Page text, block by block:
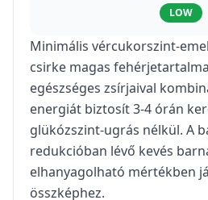
LOW
Minimális vércukorszint-
csirke magas
egészséges zsírjaival
energiát biztosít 3-4 órán
glükózszint-ugrás nélkül. A
redukcióban lévő kevés
elhanyagolható mértékben
összképhez.